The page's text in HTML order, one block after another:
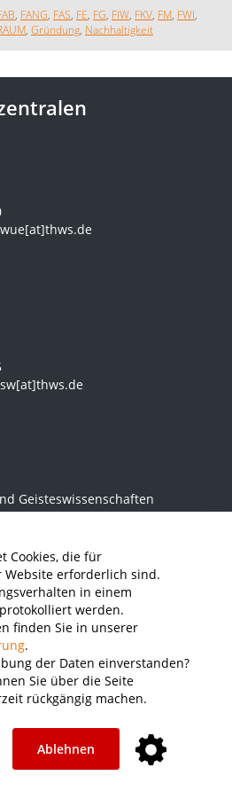
Cookies, die für
erforderlich sind.
in einem
werden.
finden Sie in unserer
.
der Daten einverstanden?
Sie über die Seite
rückgängig machen.
Ablehnen
, FANG, FAS, FE, FG, FIW, FKV, FM, FWI,
, Gründung, Nachhaltigkeit
Geisteswissenschaften
Vermessung
LinkedIn